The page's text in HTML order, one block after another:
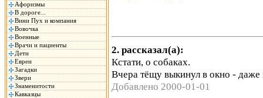
Афоризмы
В дороге...
Вини Пух и компания
Вовочка
Военные
Врачи и пациенты
Дети
Евреи
Загадки
Звери
Знаменитости
Кавказцы
2. рассказал(а):
Кстати, о собаках.
Вчера тёщу выкинул в окно - даже
Добавлено 2000-01-01